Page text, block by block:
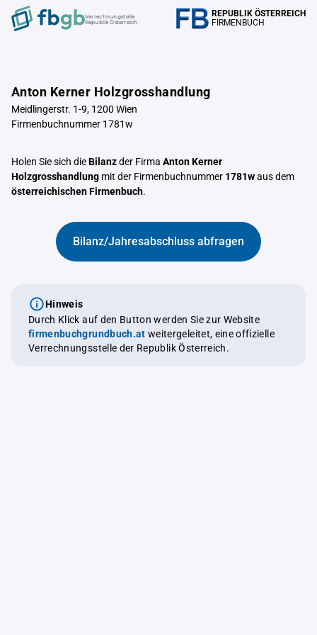
Verrechnungstelle
Republik Österreich
REPUBLIK ÖSTERREICH
FIRMENBUCH
Anton Kerner Holzgrosshandlung
Meidlingerstr. 1-9, 1200 Wien
Firmenbuchnummer 1781w
Holen Sie sich dieBilanzder Firma Anton Kerner
Holzgrosshandlung mit der Firmenbuchnummer 1781waus dem
österreichischen Firmenbuch.
Bilanz/Jahresabschluss abfragen
Hinweis
Durch Klick auf den Button werden Sie zur Website
firmenbuchgrundbuch.at weitergeleitet, eine offizielle
Verrechnungsstelle der Republik Österreich.